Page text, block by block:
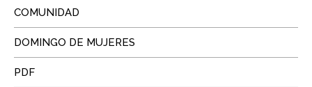
COMUNIDAD
DOMINGO DE MUJERES
PDF